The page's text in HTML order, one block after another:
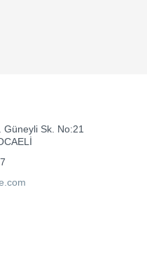
Güneyli Sk. No:21